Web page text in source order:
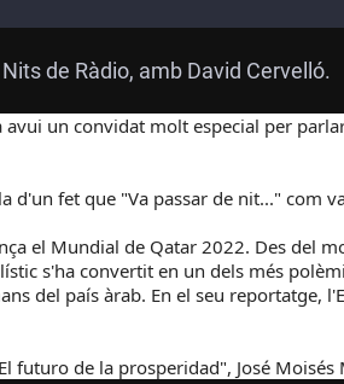
de Ràdio, amb David Cervelló.
avui un convidat molt especial per
d'un fet que "Va passar de nit..." com
el Mundial de Qatar 2022. Des del
s'ha convertit en un dels més
del país àrab. En el seu reportatge,
futuro de la prosperidad", José Moisés